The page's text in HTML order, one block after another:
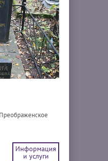
Информация
и услуги